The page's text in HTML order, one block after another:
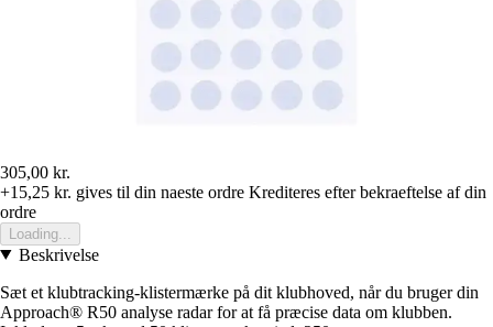
305,00 kr.
+15,25 kr. gives til din naeste ordre Krediteres efter bekraeftelse af din
ordre
Loading...
Beskrivelse
Sæt et klubtracking-klistermærke på dit klubhoved, når du bruger din
Approach® R50 analyse radar for at få præcise data om klubben.